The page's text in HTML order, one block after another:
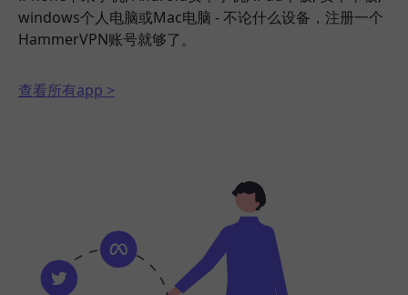
windows个人电脑或Mac电脑 - 不论什么设备，注册一个
HammerVPN账号就够了。
查看所有app >